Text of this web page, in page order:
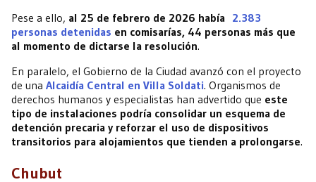
Pese a ello, al 25 de febrero de 2026 había 2.383
personas detenidas en comisarías, 44 personas más que
al momento de dictarse la resolución.
En paralelo, el Gobierno de la Ciudad avanzó con el proyecto
de una Alcaidía Central en Villa Soldati. Organismos de
derechos humanos y especialistas han advertido que este
tipo de instalaciones podría consolidar un esquema de
detención precaria y reforzar el uso de dispositivos
transitorios para alojamientos que tienden a prolongarse.
Chubut